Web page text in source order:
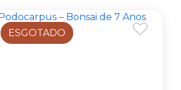
ESGOTADO